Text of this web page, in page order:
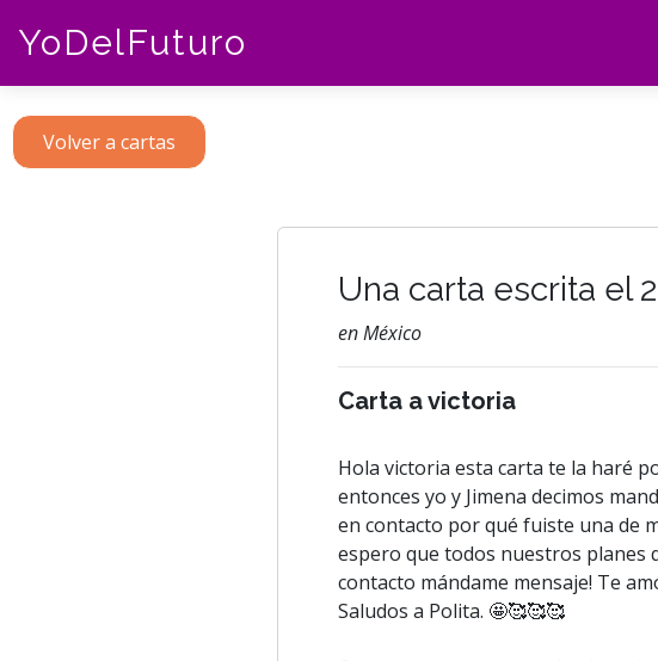
YoDelFuturo
Volver a cartas
Una carta escrita el
en México
Carta a victoria
Hola victoria esta carta te la haré
entonces yo y Jimena decimos
en contacto por qué fuiste una de
espero que todos nuestros planes
contacto mándame mensaje! Te
Saludos a Polita. 🤩🥰🥰🥰